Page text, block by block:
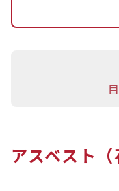
依頼するのがス
は、アスベスト
アスベストの健
アスベスト